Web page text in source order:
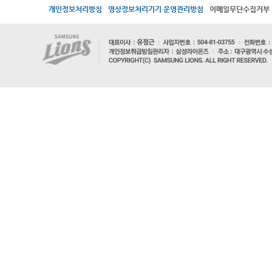
개인정보처리방침 영상정보처리기기 운영관리방침 이메일무단수집거부